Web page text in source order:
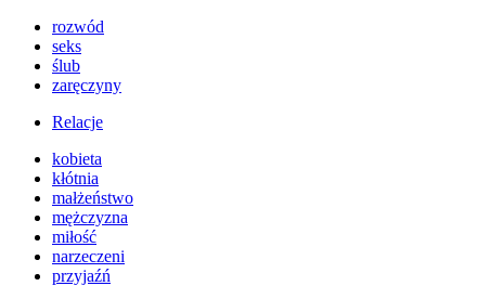
rozwód
seks
ślub
zaręczyny
Relacje
kobieta
kłótnia
małżeństwo
mężczyzna
miłość
narzeczeni
przyjaźń